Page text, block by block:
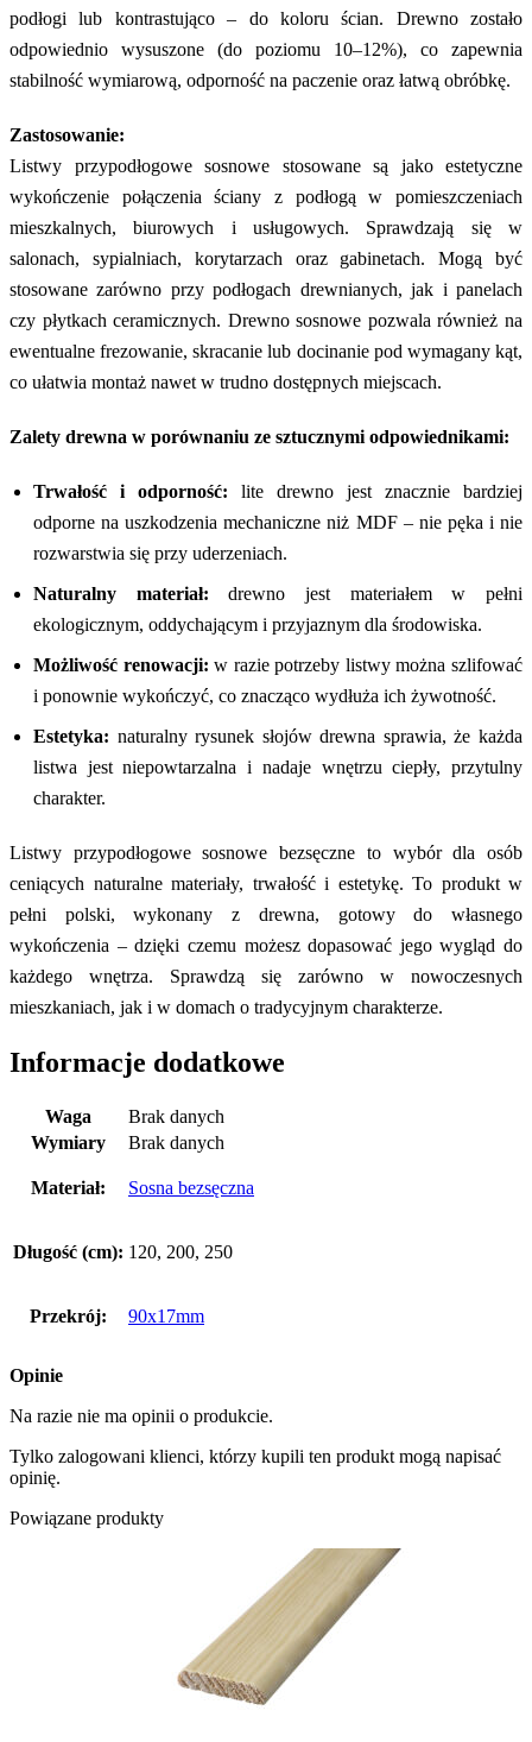
podłogi lub kontrastująco – do koloru ścian. Drewno zostało
odpowiednio wysuszone (do poziomu 10–12%), co zapewnia
stabilność wymiarową, odporność na paczenie oraz łatwą obróbkę.
Zastosowanie:
Listwy przypodłogowe sosnowe stosowane są jako estetyczne
wykończenie połączenia ściany z podłogą w pomieszczeniach
mieszkalnych, biurowych i usługowych. Sprawdzają się w
salonach, sypialniach, korytarzach oraz gabinetach. Mogą być
stosowane zarówno przy podłogach drewnianych, jak i panelach
czy płytkach ceramicznych. Drewno sosnowe pozwala również na
ewentualne frezowanie, skracanie lub docinanie pod wymagany kąt,
co ułatwia montaż nawet w trudno dostępnych miejscach.
Zalety drewna w porównaniu ze sztucznymi odpowiednikami:
Trwałość i odporność: lite drewno jest znacznie bardziej
odporne na uszkodzenia mechaniczne niż MDF – nie pęka i nie
rozwarstwia się przy uderzeniach.
Naturalny materiał: drewno jest materiałem w pełni
ekologicznym, oddychającym i przyjaznym dla środowiska.
Możliwość renowacji: w razie potrzeby listwy można szlifować
i ponownie wykończyć, co znacząco wydłuża ich żywotność.
Estetyka: naturalny rysunek słojów drewna sprawia, że każda
listwa jest niepowtarzalna i nadaje wnętrzu ciepły, przytulny
charakter.
Listwy przypodłogowe sosnowe bezsęczne to wybór dla osób
ceniących naturalne materiały, trwałość i estetykę. To produkt w
pełni polski, wykonany z drewna, gotowy do własnego
wykończenia – dzięki czemu możesz dopasować jego wygląd do
każdego wnętrza. Sprawdzą się zarówno w nowoczesnych
mieszkaniach, jak i w domach o tradycyjnym charakterze.
Informacje dodatkowe
Waga
Brak danych
Wymiary
Brak danych
Materiał: Sosna bezsęczna
Długość (cm): 120, 200, 250
Przekrój: 90x17mm
Opinie
Na razie nie ma opinii o produkcie.
Tylko zalogowani klienci, którzy kupili ten produkt mogą napisać
opinię.
Powiązane produkty